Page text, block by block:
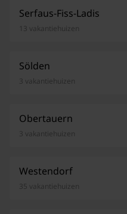
Serfaus-Fiss-Ladis
13 vakantiehuizen
Sölden
3 vakantiehuizen
Obertauern
3 vakantiehuizen
Westendorf
35 vakantiehuizen